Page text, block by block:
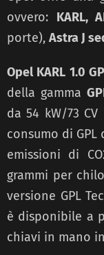
ovvero: KARL,
porte), Astra J
Opel KARL 1.0
della gamma
da 54 kW/73
consumo di
emissioni di
grammi per
versione GPL
è disponibile a
chiavi in mano